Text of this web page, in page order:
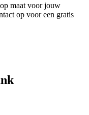
maat voor jouw
op voor een gratis